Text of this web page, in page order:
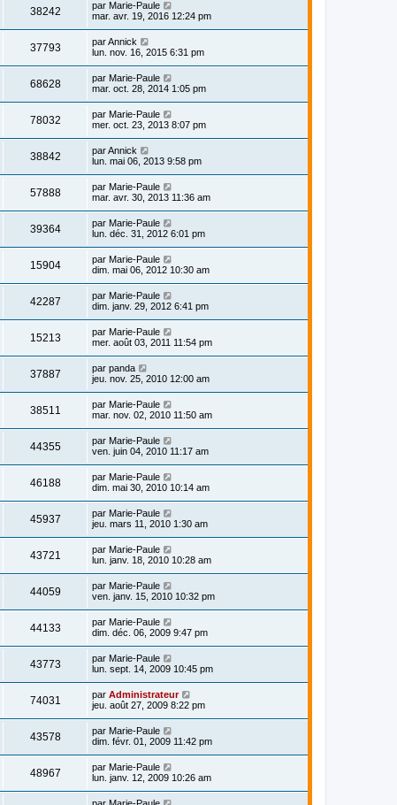
38242 par Marie-Paule
mar. avr. 19, 2016 12:24 pm
37793 parAnnick
lun. nov. 16, 2015 6:31 pm
68628 par Marie-Paule
mar. oct. 28, 2014 1:05 pm
78032 par Marie-Paule
mer. oct. 23, 2013 8:07 pm
38842 parAnnick
lun. mai 06, 2013 9:58 pm
57888 par Marie-Paule
mar. avr. 30, 2013 11:36 am
39364 par Marie-Paule
lun. déc. 31, 2012 6:01 pm
15904 par Marie-Paule
dim. mai 06, 2012 10:30 am
42287 par Marie-Paule
dim. janv. 29, 2012 6:41 pm
15213 par Marie-Paule
mer. août 03, 2011 11:54 pm
37887 par panda
jeu. nov. 25, 2010 12:00 am
38511 par Marie-Paule
mar. nov. 02, 2010 11:50 am
44355 par Marie-Paule
ven. juin 04, 2010 11:17 am
46188 par Marie-Paule
dim. mai 30, 2010 10:14 am
45937 par Marie-Paule
jeu. mars 11, 2010 1:30 am
43721 par Marie-Paule
lun. janv. 18, 2010 10:28 am
44059 par Marie-Paule
ven. janv. 15, 2010 10:32 pm
44133 par Marie-Paule
dim. déc. 06, 2009 9:47 pm
43773 par Marie-Paule
lun. sept. 14, 2009 10:45 pm
74031 par Administrateur
jeu. août 27, 2009 8:22 pm
43578 par Marie-Paule
dim. févr. 01, 2009 11:42 pm
48967 par Marie-Paule
lun. janv. 12, 2009 10:26 am
par Marie-Paule